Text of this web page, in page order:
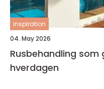
inspiration
04. May 2026
Rusbehandling som
hverdagen